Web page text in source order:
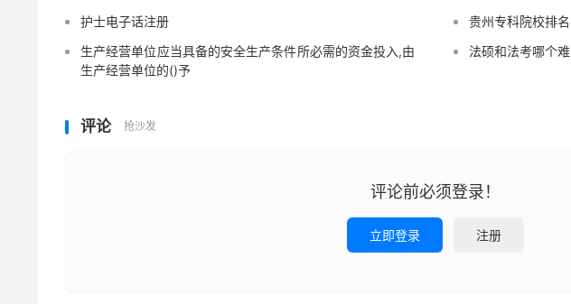
护士电子话注册
贵州专科院校排名
生产经营单位应当具备的安全生产条件所必需的资金投入,由
生产经营单位的()予
法硕和法考哪个难
评论 抢沙发
评论前必须登录！
立即登录 注册